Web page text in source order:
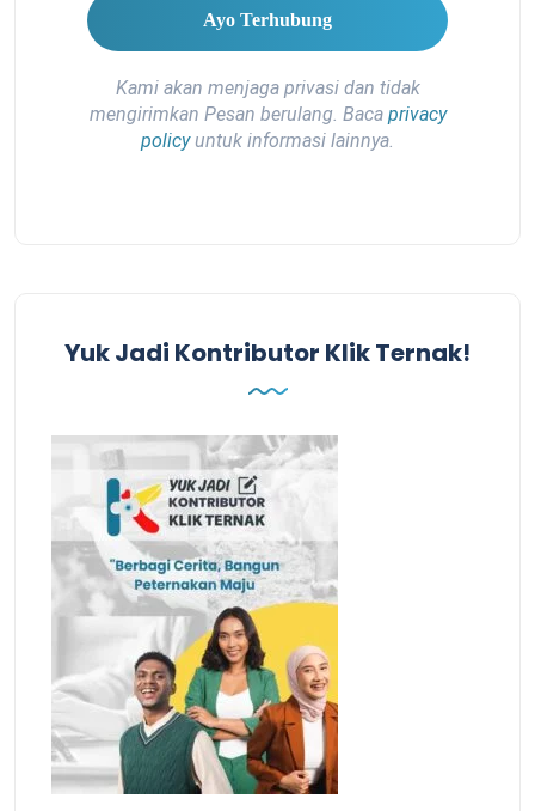
Kami akan menjaga privasi dan tidak
mengirimkan Pesan berulang. Baca privacy
policyuntuk informasi lainnya.
Yuk Jadi Kontributor Klik Ternak!